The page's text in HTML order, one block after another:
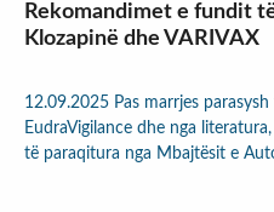
Rekomandimet e fundit
Klozapinë dhe VARIVAX
12.09.2025 Pas marrjes
EudraVigilance dhe nga
të paraqitura nga Mbajtësit e